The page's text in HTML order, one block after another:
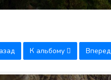
К альбому Вперед